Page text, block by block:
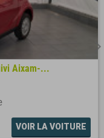
Aixam-...
VOIR LA VOITURE